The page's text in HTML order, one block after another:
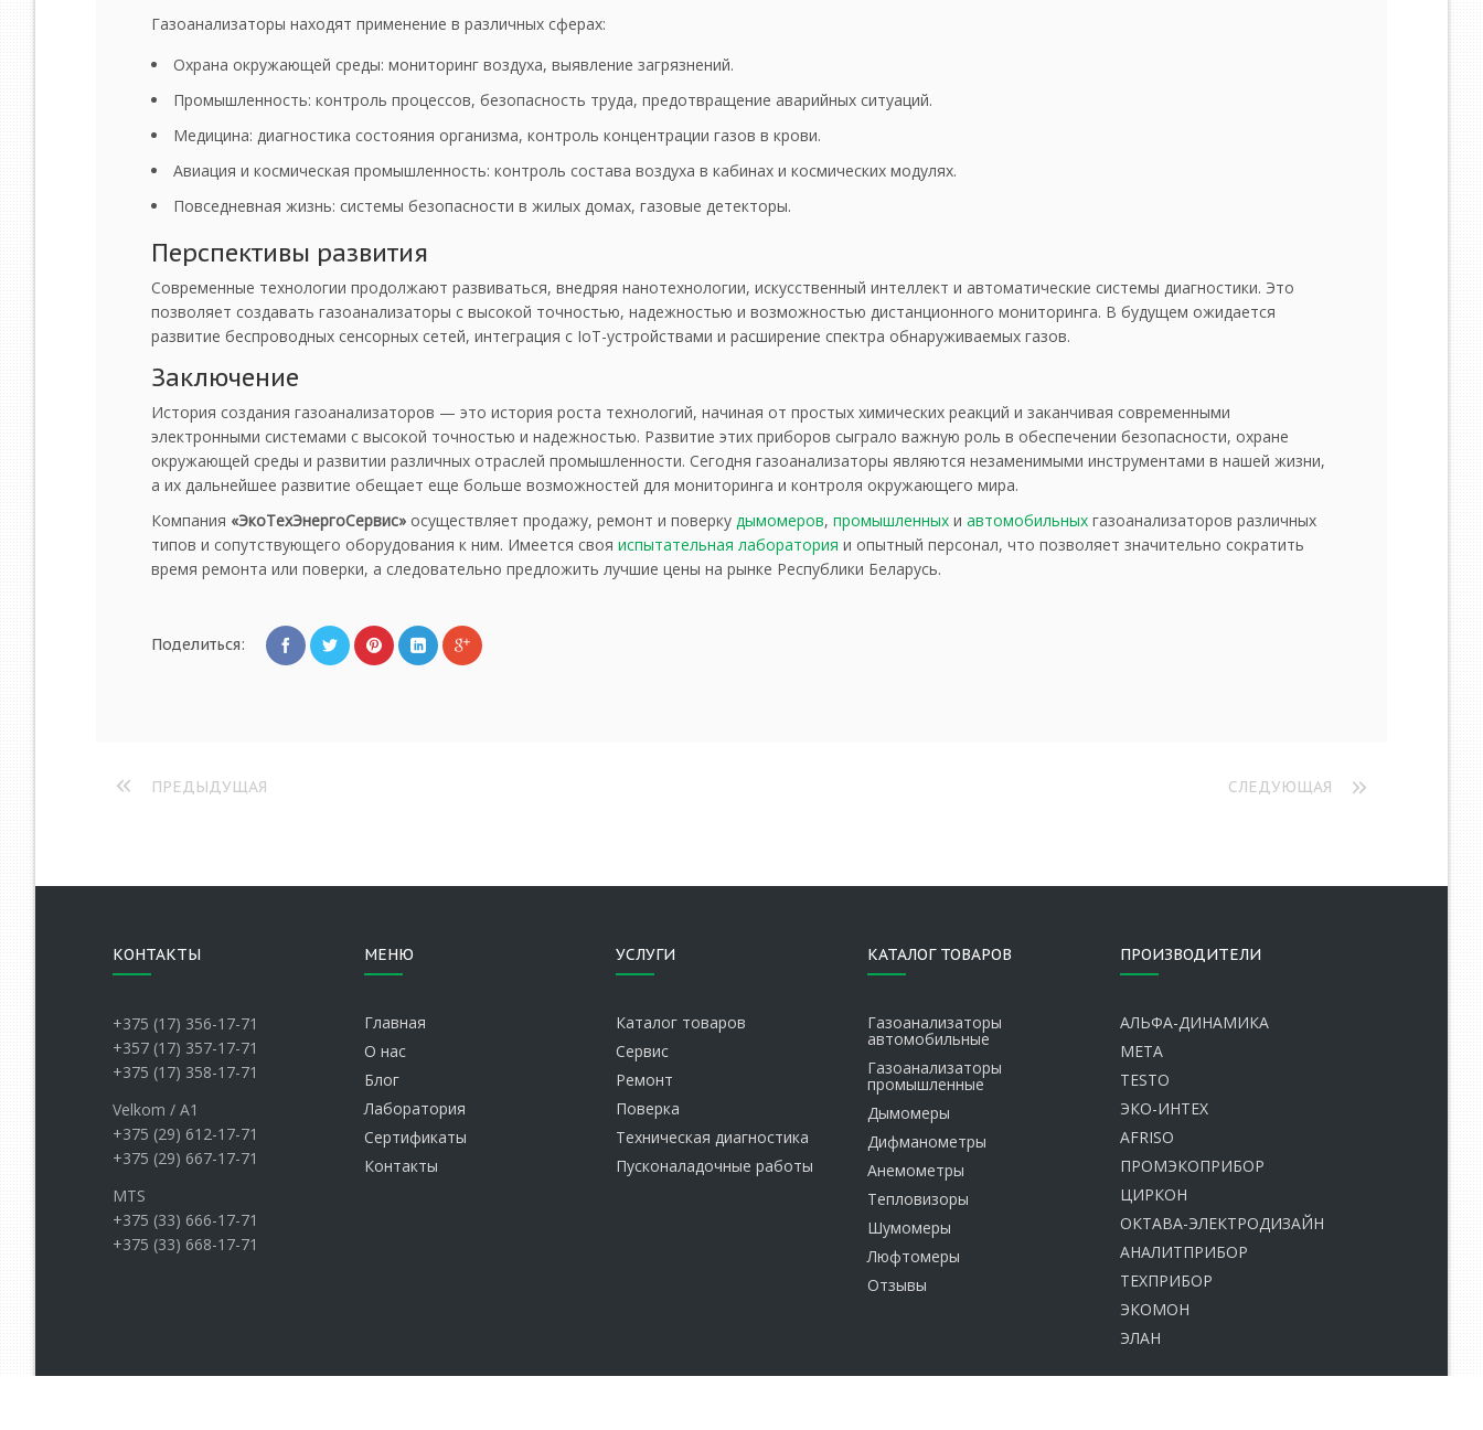
Газоанализаторы находят применение в различных сферах:
Охрана окружающей среды: мониторинг воздуха, выявление загрязнений.
Промышленность: контроль процессов, безопасность труда, предотвращение аварийных ситуаций.
Медицина: диагностика состояния организма, контроль концентрации газов в крови.
Авиация и космическая промышленность: контроль состава воздуха в кабинах и космических модулях.
Повседневная жизнь: системы безопасности в жилых домах, газовые детекторы.
Перспективы развития
Современные технологии продолжают развиваться, внедряя нанотехнологии, искусственный интеллект и автоматические системы диагностики. Это
позволяет создавать газоанализаторы с высокой точностью, надежностью и возможностью дистанционного мониторинга. В будущем ожидается
развитие беспроводных сенсорных сетей, интеграция с IoT-устройствами и расширение спектра обнаруживаемых газов.
Заключение
История создания газоанализаторов — это история роста технологий, начиная от простых химических реакций и заканчивая современными
электронными системами с высокой точностью и надежностью. Развитие этих приборов сыграло важную роль в обеспечении безопасности, охране
окружающей среды и развитии различных отраслей промышленности. Сегодня газоанализаторы являются незаменимыми инструментами в нашей жизни,
а их дальнейшее развитие обещает еще больше возможностей для мониторинга и контроля окружающего мира.
Компания «ЭкоТехЭнергоСервис» осуществляет продажу, ремонт и поверку дымомеров, промышленных и автомобильных газоанализаторов различных
типов и сопутствующего оборудования к ним. Имеется своя испытательная лаборатория и опытный персонал, что позволяет значительно сократить
время ремонта или поверки, а следовательно предложить лучшие цены на рынке Республики Беларусь.
Поделиться:
ПРЕДЫДУЩАЯ СЛЕДУЮЩАЯ
КОНТАКТЫ
+375 (17) 356-17-71
+357 (17) 357-17-71
+375 (17) 358-17-71
Velkom / А1
+375 (29) 612-17-71
+375 (29) 667-17-71
MTS
+375 (33) 666-17-71
+375 (33) 668-17-71
МЕНЮ
Главная
О нас
Блог
Лаборатория
Сертификаты
Контакты
УСЛУГИ
Каталог товаров
Сервис
Ремонт
Поверка
Техническая диагностика
Пусконаладочные работы
КАТАЛОГ ТОВАРОВ
Газоанализаторы
автомобильные
Газоанализаторы
промышленные
Дымомеры
Дифманометры
Анемометры
Тепловизоры
Шумомеры
Люфтомеры
Отзывы
ПРОИЗВОДИТЕЛИ
АЛЬФА-ДИНАМИКА
МЕТА
TESTO
ЭКО-ИНТЕХ
AFRISO
ПРОМЭКОПРИБОР
ЦИРКОН
ОКТАВА-ЭЛЕКТРОДИЗАЙН
АНАЛИТПРИБОР
ТЕХПРИБОР
ЭКОМОН
ЭЛАН